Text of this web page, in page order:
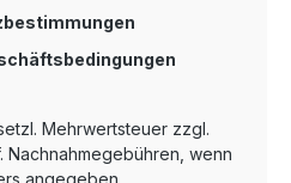
Mehrwertsteuer zzgl.
Nachnahmegebühren, wenn